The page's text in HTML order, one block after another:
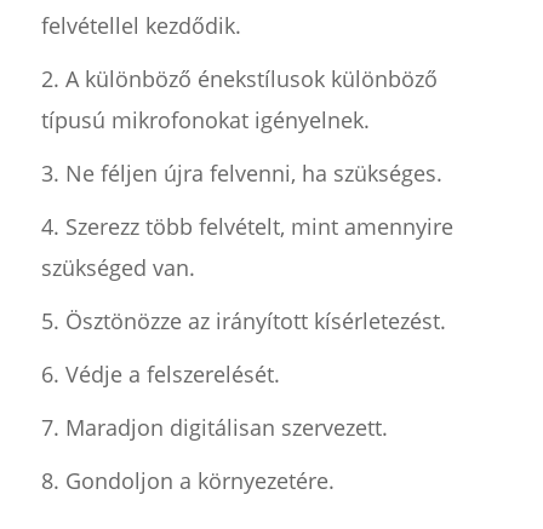
felvétellel kezdődik.
2. A különböző énekstílusok különböző
típusú mikrofonokat igényelnek.
3. Ne féljen újra felvenni, ha szükséges.
4. Szerezz több felvételt, mint amennyire
szükséged van.
5. Ösztönözze az irányított kísérletezést.
6. Védje a felszerelését.
7. Maradjon digitálisan szervezett.
8. Gondoljon a környezetére.